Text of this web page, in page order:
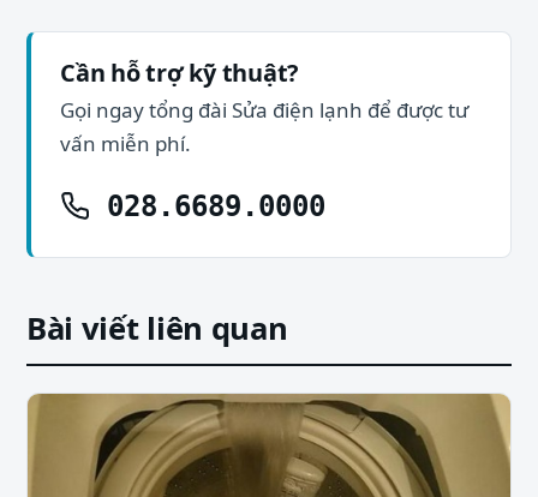
Cần hỗ trợ kỹ thuật?
Gọi ngay tổng đài Sửa điện lạnh để được tư
vấn miễn phí.
028.6689.0000
Bài viết liên quan